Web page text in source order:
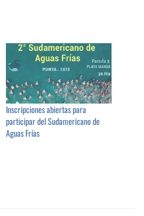
Inscripciones abiertas para
participar del Sudamericano de
Aguas Frías